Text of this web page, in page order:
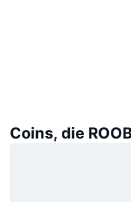
Coins, die